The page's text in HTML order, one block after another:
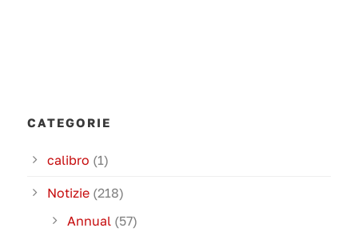
CATEGORIE
calibro (1)
Notizie (218)
Annual (57)